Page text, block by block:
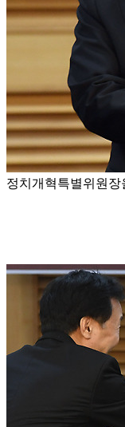
정치개혁특별위원